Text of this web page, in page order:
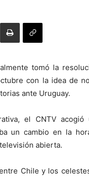
tomó la
con la idea de
ante Uruguay.
el CNTV
un cambio en la
abierta.
Chile y los